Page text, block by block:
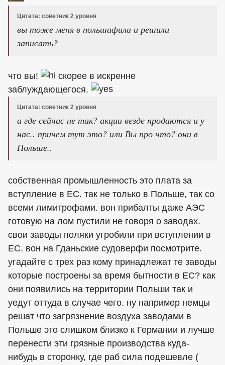
Цитата: советник 2 уровня
вы тоже меня в польшафила и решили
записать?
что вы!
скорее в искренне
заблуждающегося.
Цитата: советник 2 уровня
а где сейчас не так? акции везде продаются и у
нас.. причем тут это? или Вы про что? они в
Польше..
собственная промышленность это плата за
вступление в ЕС. так не только в Польше, так со
всеми лимитрофами. вон прибалты даже АЭС
готовую на лом пустили не говоря о заводах.
свои заводы поляки угробили при вступлении в
ЕС. вон на Гданьские судоверфи посмотрите.
угадайте с трех раз кому принадлежат те заводы
которые построены за время бытности в ЕС? как
они появились на территории Польши так и
уедут оттуда в случае чего. ну например немцы
решат что загрязнение воздуха заводами в
Польше это слишком близко к Германии и лучше
перенести эти грязные производства куда-
нибудь в сторонку, где раб сила подешевле (